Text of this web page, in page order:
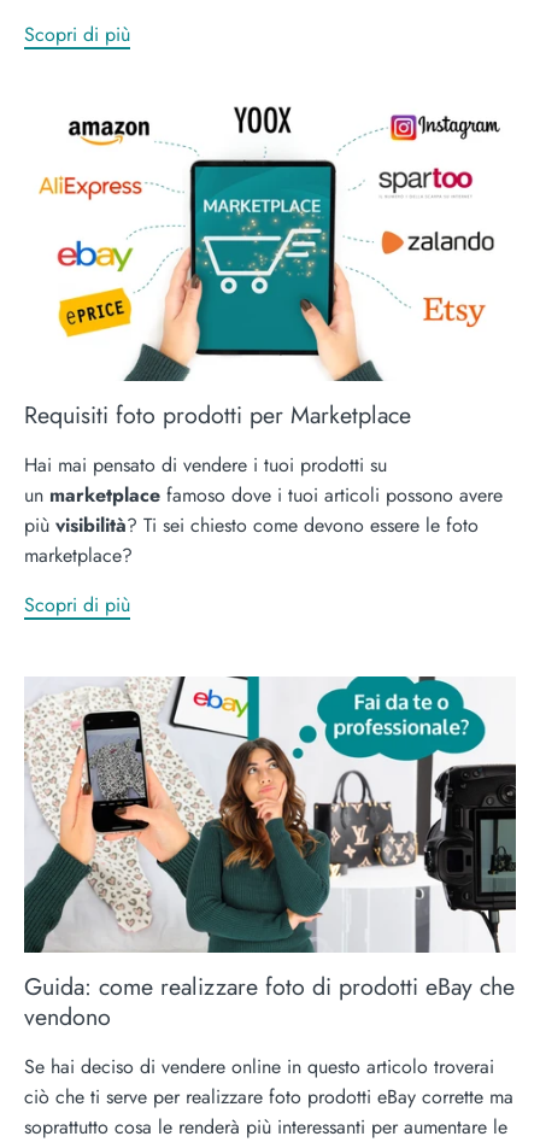
Scopri di più
Requisiti foto prodotti per Marketplace
Hai mai pensato di vendere i tuoi prodotti su
un marketplace famoso dove i tuoi articoli possono avere
più visibilità? Ti sei chiesto come devono essere le foto
marketplace?
Scopri di più
Guida: come realizzare foto di prodotti eBay che
vendono
Se hai deciso di vendere online in questo articolo troverai
ciò che ti serve per realizzare foto prodotti eBay corrette ma
soprattutto cosa le renderà più interessanti per aumentare le